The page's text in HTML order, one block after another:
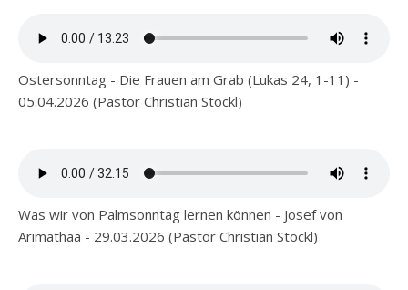
Ostersonntag - Die Frauen am Grab (Lukas 24, 1-11) -
05.04.2026 (Pastor Christian Stöckl)
Was wir von Palmsonntag lernen können - Josef von
Arimathäa - 29.03.2026 (Pastor Christian Stöckl)